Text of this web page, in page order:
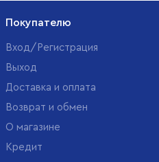
Покупателю
Вход/Регистрация
Выход
Доставка и оплата
Возврат и обмен
О магазине
Кредит